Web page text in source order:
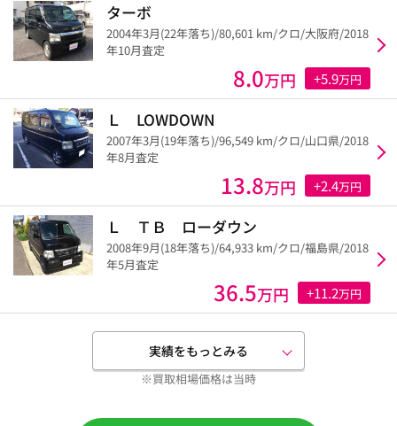
ターボ
2004年3月(22年落ち)/80,601 km/クロ/大阪府/2018
年10月査定
8.0万円 +5.9万円
Ｌ LOWDOWN
2007年3月(19年落ち)/96,549 km/クロ/山口県/2018
年8月査定
13.8万円 +2.4万円
Ｌ ＴＢ ローダウン
2008年9月(18年落ち)/64,933 km/クロ/福島県/2018
年5月査定
36.5万円 +11.2万円
実績をもっとみる
※買取相場価格は当時